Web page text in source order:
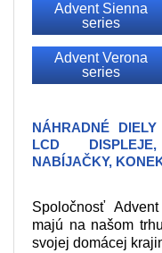
Advent Sienna
series
Advent Verona
series
NÁHRADNÉ
LCD
NABÍJAČKY,
Spoločnosť
majú na našom
svojej domácej